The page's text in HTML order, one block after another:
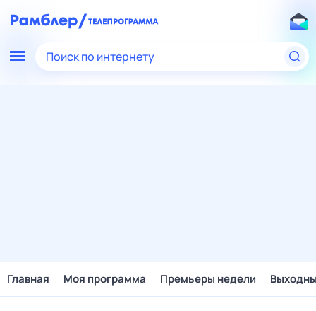
Поиск по интернету
Главная Моя программа Премьеры недели